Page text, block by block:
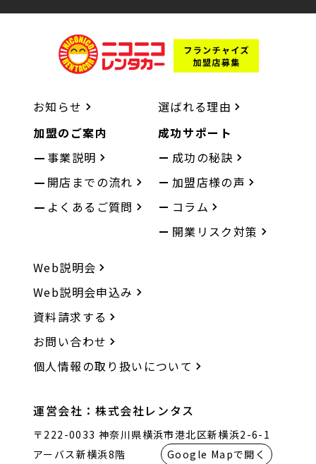
お知らせ
加盟のご案内
事業説明
開店までの流れ
よくあるご質問
選ばれる理由
成功サポート
成功の秘訣
加盟店様の声
コラム
開業リスク対策
Web説明会
Web説明会申込み
資料請求する
お問い合わせ
個人情報の取り扱いについて
運営会社：株式会社レンタス
〒222-0033 神奈川県横浜市港北区新横浜2-6-1
アーバス新横浜8階
Google Mapで開く